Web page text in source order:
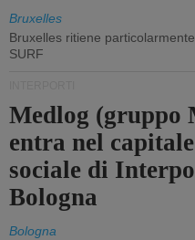
Bruxelles
Bruxelles ritiene
SURF
Medlog (gruppo
entra nel capitale
sociale di
Bologna
Bologna